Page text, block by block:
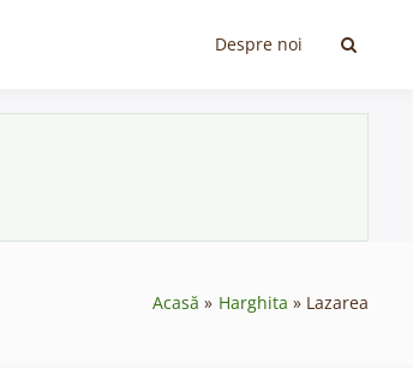
Despre noi
Acasă Harghita Lazarea